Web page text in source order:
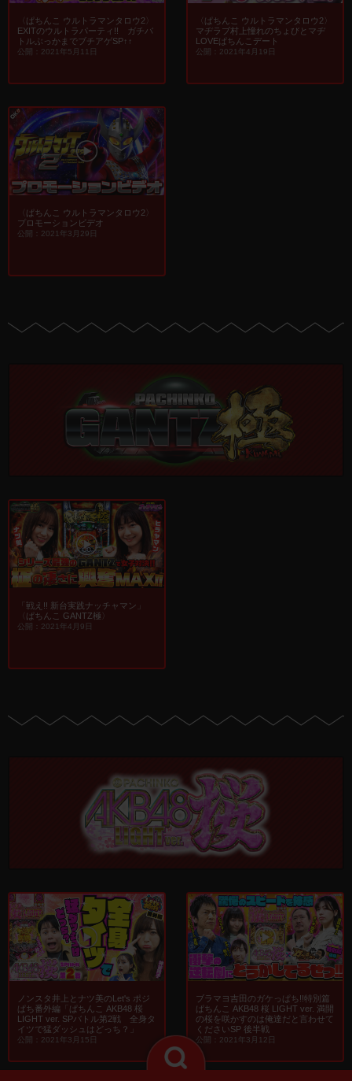
〈ぱちんこ ウルトラマンタロウ2〉
EXITのウルトラパーティ!! ガチバ
トルぶっかまでブチアゲSP↑↑
公開：2021年5月11日
〈ぱちんこ ウルトラマンタロウ2〉
マヂラブ村上憧れのちょびとマヂ
LOVEぱちんこデート
公開：2021年4月19日
〈ぱちんこ ウルトラマンタロウ2〉
プロモーションビデオ
公開：2021年3月29日
「戦え!! 新台実践ナッチャマン」
〈ぱちんこ GANTZ極〉
公開：2021年4月9日
ノンスタ井上とナツ美のLet's ポジ
ぱち番外編「ぱちんこ AKB48 桜
LIGHT ver. SPバトル第2戦 全身タ
イツで猛ダッシュはどっち？」
公開：2021年3月15日
ブラマヨ吉田のガケっぱち!!特別篇
ぱちんこ AKB48 桜 LIGHT ver. 満開
の桜を咲かすのは俺達だと言わせて
くださいSP 後半戦
公開：2021年3月12日